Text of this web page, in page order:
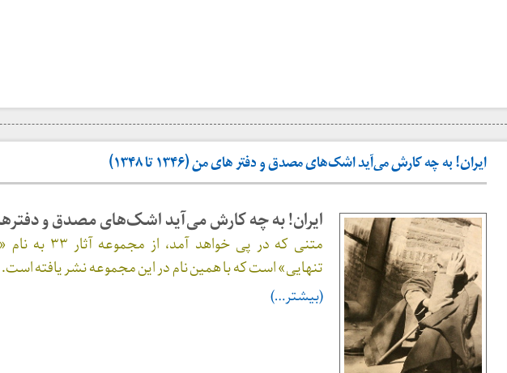
ايران! به چه كارش می‌آيد اشک‌های مصدق و دفتر های من (۱۳۴۶ تا ۱۳۴۸)
ايران! به چه كارش می‌آيد اشک‌های مصدق و
متنی که در پی خواهد
تنهایی» است که با همین نام در این مجموعه نشر یافته است.
(بیشتر…)